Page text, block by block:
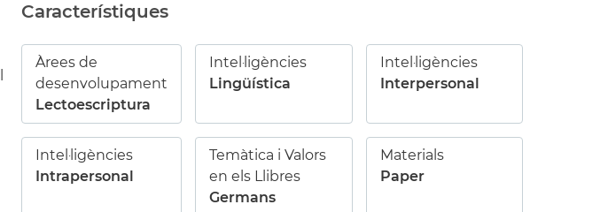
Característiques
Àrees de
desenvolupament
Lectoescriptura
Intel·ligències
Lingüística
Intel·ligències
Interpersonal
Intel·ligències
Intrapersonal
Temàtica i Valors
en els Llibres
Germans
Materials
Paper